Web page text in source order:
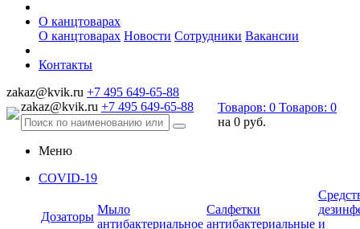
О канцтоварах
О канцтоварах Новости Сотрудники Вакансии
Контакты
zakaz@kvik.ru +7 495 649-65-88
zakaz@kvik.ru +7 495 649-65-88 Товаров: 0 Товаров: 0
на 0 руб.
Меню
COVID-19
Дозаторы
Мыло
антибактериальное
Салфетки
антибактериальные и